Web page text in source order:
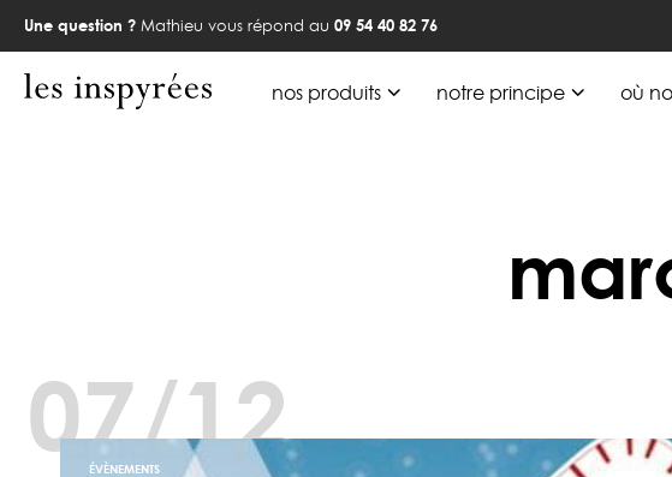
Une question ? Mathieu vous répond au 09 54 40 82 76
nos produits notre principe où
07/12
ÉVÈNEMENTS